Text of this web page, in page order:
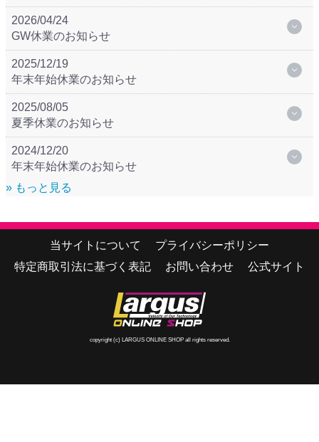
2026/04/24
GW休業のお知らせ
2025/12/19
年末年始休業のお知らせ
2025/08/05
夏季休業のお知らせ
2024/12/20
年末年始休業のお知らせ
» もっと見る
当サイトについて
プライバシーポリシー
特定商取引法に基づく表記
お問い合わせ 公式サイト
copyright (c) LARGUS ONLINE SHOP all rights reserved.